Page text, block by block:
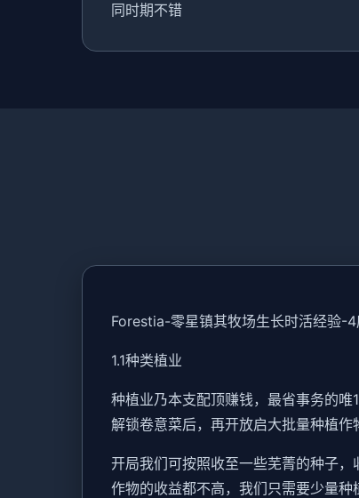
同时期不错
Forestia-零星镇其牧场生长时活经验-
1.1种类植业
种植业乃本支配顶赚钱，最省事务的
解锁卷意菜后，再开放启大批量种植作
开局我们可按照收至一些芜菁的种子
作物的收益都不高，我们只需要少量种